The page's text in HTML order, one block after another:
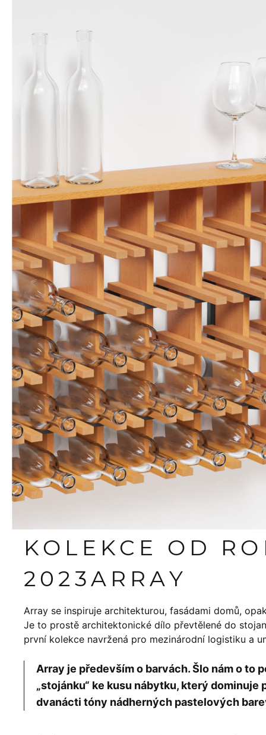
KOLEKCE OD
2023ARRAY
Array se inspiruje architekturou, fasádami domů,
Je to prostě architektonické dílo převtělené do
první kolekce navržená pro mezinárodní logistiku a
Array je především o barvách. Šlo nám o to
„stojánku“ ke kusu nábytku, který dominuje
dvanácti tóny nádherných pastelových